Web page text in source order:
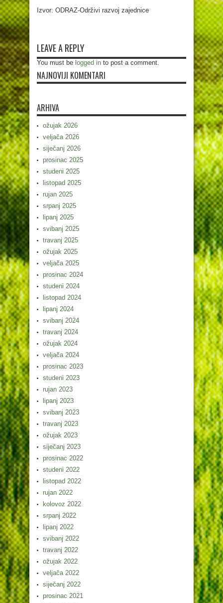
Izvor: ODRAZ-Održivi razvoj zajednice
LEAVE A REPLY
You must be logged in to post a comment.
NAJNOVIJI KOMENTARI
ARHIVA
ožujak 2026
veljača 2026
siječanj 2026
prosinac 2025
studeni 2025
listopad 2025
rujan 2025
srpanj 2025
lipanj 2025
svibanj 2025
travanj 2025
ožujak 2025
veljača 2025
prosinac 2024
studeni 2024
listopad 2024
lipanj 2024
svibanj 2024
travanj 2024
ožujak 2024
veljača 2024
prosinac 2023
studeni 2023
rujan 2023
lipanj 2023
svibanj 2023
travanj 2023
ožujak 2023
siječanj 2023
prosinac 2022
studeni 2022
listopad 2022
rujan 2022
kolovoz 2022
srpanj 2022
lipanj 2022
svibanj 2022
travanj 2022
ožujak 2022
veljača 2022
siječanj 2022
prosinac 2021